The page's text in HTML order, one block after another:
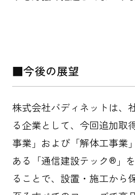
■今後の展望
株式会社バディネットは、
る企業として、今回追加取
事業」および「解体工事業
ある「通信建設テック®」
ることで、設置・施工から